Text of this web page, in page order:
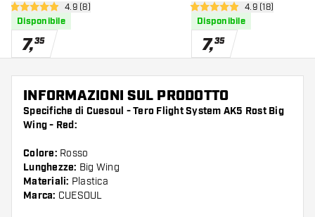
apri pannello recensioni
4.9 stelle di valutazione
4.9 (8)
Disponibile
7,35
apri pannello
4.9 stelle di valutazione
4.9 (18)
Disponibile
7,35
INFORMAZIONI SUL PRODOTTO
Specifiche di Cuesoul - Tero Flight System AK5 Rost Big
Wing - Red:
Colore: Rosso
Lunghezze: Big Wing
Materiali: Plastica
Marca: CUESOUL